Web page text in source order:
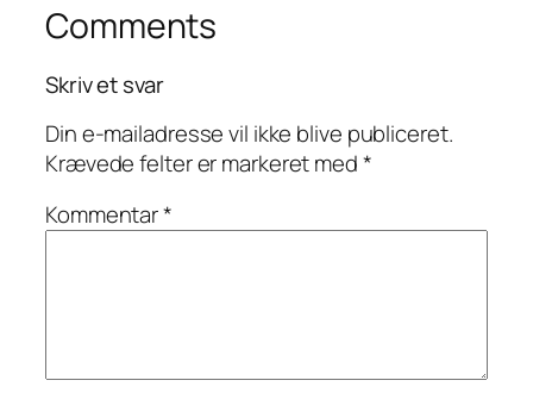
Comments
Skriv et svar
Din e-mailadresse vil ikke blive publiceret.
Krævede felter er markeret med*
Kommentar*